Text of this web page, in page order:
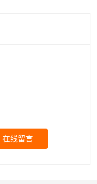
在线留言